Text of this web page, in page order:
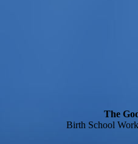
The
Birth School